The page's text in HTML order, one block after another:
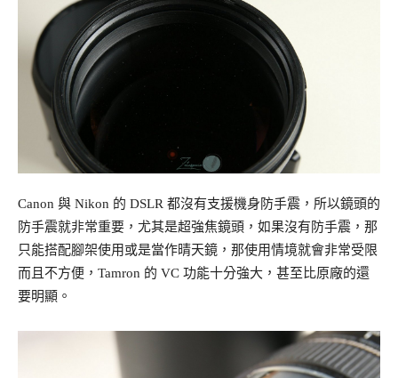
Canon 與 Nikon 的 DSLR 都沒有支援機身防手震，所以鏡頭的
防手震就非常重要，尤其是超強焦鏡頭，如果沒有防手震，那
只能搭配腳架使用或是當作晴天鏡，那使用情境就會非常受限
而且不方便，Tamron 的 VC 功能十分強大，甚至比原廠的還
要明顯。